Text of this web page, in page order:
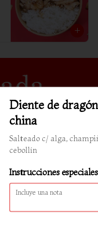
Diente de
china
Salteado c/ alga,
cebollín
Instrucciones especiales